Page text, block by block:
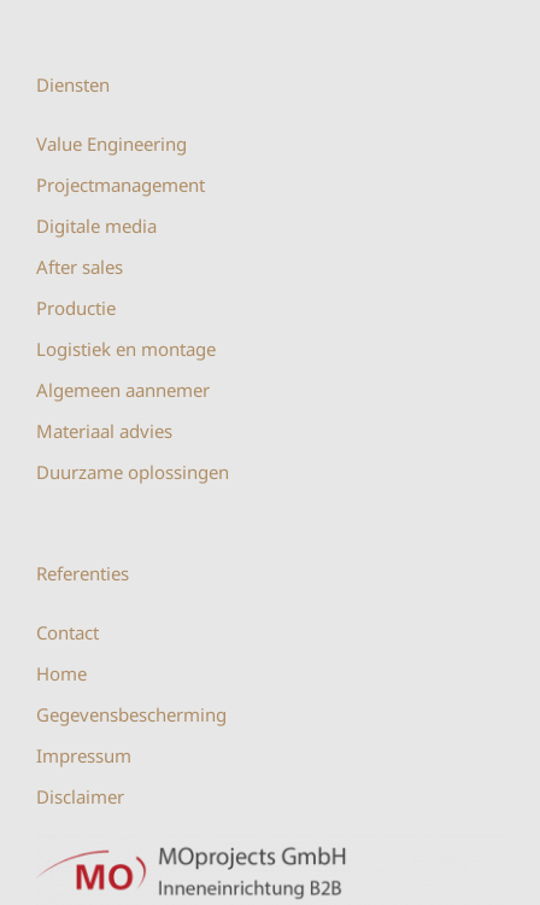
Diensten
Value Engineering
Projectmanagement
Digitale media
After sales
Productie
Logistiek en montage
Algemeen aannemer
Materiaal advies
Duurzame oplossingen
Referenties
Contact
Home
Gegevensbescherming
Impressum
Disclaimer